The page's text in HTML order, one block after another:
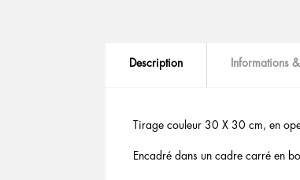
Description Informations
Tirage couleur 30 X 30 cm, en
Encadré dans un cadre carré en